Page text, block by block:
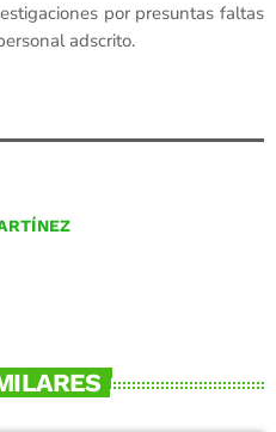
por presuntas faltas
adscrito.